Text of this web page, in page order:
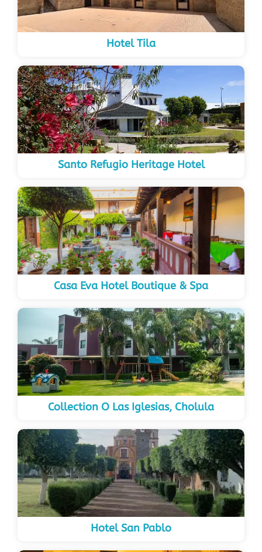
Hotel Tila
Santo Refugio Heritage Hotel
Casa Eva Hotel Boutique & Spa
Collection O Las Iglesias, Cholula
Hotel San Pablo